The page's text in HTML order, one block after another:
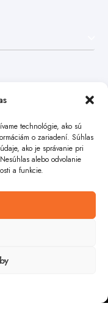
technológie, ako sú
o zariadení. Súhlas
ako je správanie pri
alebo odvolanie
a funkcie.
Reserved